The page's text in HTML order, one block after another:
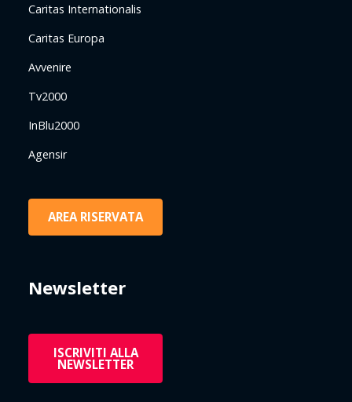
Caritas Internationalis
Caritas Europa
Avvenire
Tv2000
InBlu2000
Agensir
AREA RISERVATA
Newsletter
ISCRIVITI ALLA
NEWSLETTER